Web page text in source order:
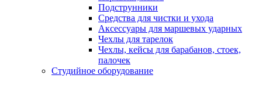
Подструнники
Средства для чистки и ухода
Аксессуары для маршевых ударных
Чехлы для тарелок
Чехлы, кейсы для барабанов, стоек,
палочек
Студийное оборудование